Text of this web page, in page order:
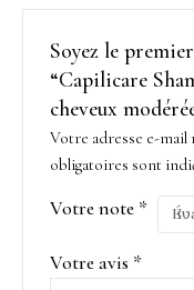
Soyez le
“Capilicare
cheveux
Votre adresse e-mail
obligatoires sont
Votre note *
Votre avis *